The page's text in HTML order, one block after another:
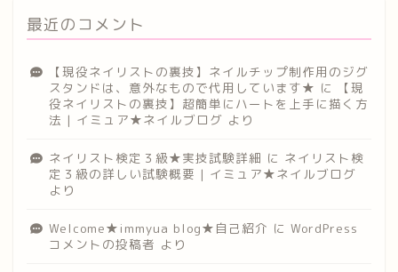
最近のコメント
【現役ネイリストの裏技】ネイルチップ制作用のジグ
スタンドは、意外なもので代用しています★ に
【現
役ネイリストの裏技】超簡単にハートを上手に描く方
法 | イミュア★ネイルブログ より
ネイリスト検定３級★実技試験詳細 に ネイリスト検
定３級の詳しい試験概要 | イミュア★ネイルブログ
より
Welcome★immyua blog★自己紹介 に WordPress
コメントの投稿者 より